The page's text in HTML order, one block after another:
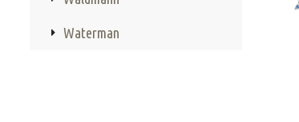
Waterman